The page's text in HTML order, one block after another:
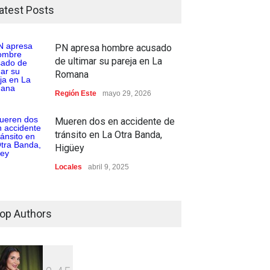
Posts
PN apresa hombre acusado
de ultimar su pareja en La
Romana
Región Este mayo 29, 2026
Mueren dos en accidente de
tránsito en La Otra Banda,
Higüey
Locales abril 9, 2025
Authors